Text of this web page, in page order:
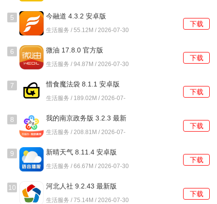
常见问题及解决方法
1、如何连接Frameo相框？
确保Frameo相框已通电并连接到WiFi网络，然后在手机应用
中选择相框进行配对，按照提示完成连接即可。
2、照片发送失败怎么办？
请检查您的网络连接是否正常，确保Frameo相框处于在线状
态。如果问题仍然存在，可以尝试重新启动应用程序或相
框。
3、如何删除已发送的照片？
在Frameo应用中，您可以选择相应的相框，进入相框管理界
5 今融道 4.3.2 安卓版
生活服务 / 55.12M / 2026-07-30
下载
6 微油 17.8.0 官方版
生活服务 / 94.87M / 2026-07-30
下载
7 惜食魔法袋 8.1.1 安卓版
生活服务 / 189.02M / 2026-07-
下载
8
我的南京政务版 3.2.3 最新
版
生活服务 / 208.81M / 2026-07-
下载
9 新晴天气 8.11.4 安卓版
生活服务 / 66.67M / 2026-07-30
下载
10 河北人社 9.2.43 最新版
生活服务 / 75.14M / 2026-07-30
下载